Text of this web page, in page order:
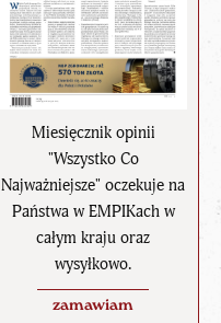
Miesięcznik opinii
"Wszystko Co
Najważniejsze" oczekuje na
Państwa w EMPIKach w
całym kraju oraz
wysyłkowo.
zamawiam